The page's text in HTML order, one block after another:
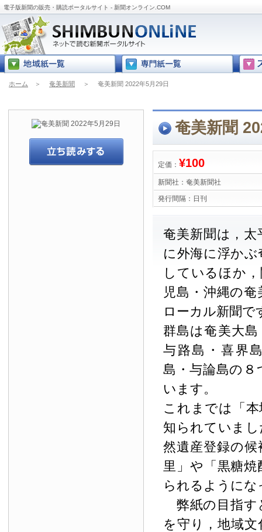
電子版新聞の販売・購読ポータルサイト - 新聞オンライン.COM
ホーム ＞ 奄美新聞 ＞ 奄美新聞 2022年5月29日
奄美新聞
定価： ¥100
新聞社： 奄美新聞社
発行間隔： 日刊
奄美新聞は，
に外海に浮か
しているほか
児島・沖縄の
ローカル新聞で
群島は奄美大
与路島・喜界
島・与論島の
います。
これまでは「
知られていま
然遺産登録の
里」や「黒糖
られるように
弊紙の目指す
を守り，地域